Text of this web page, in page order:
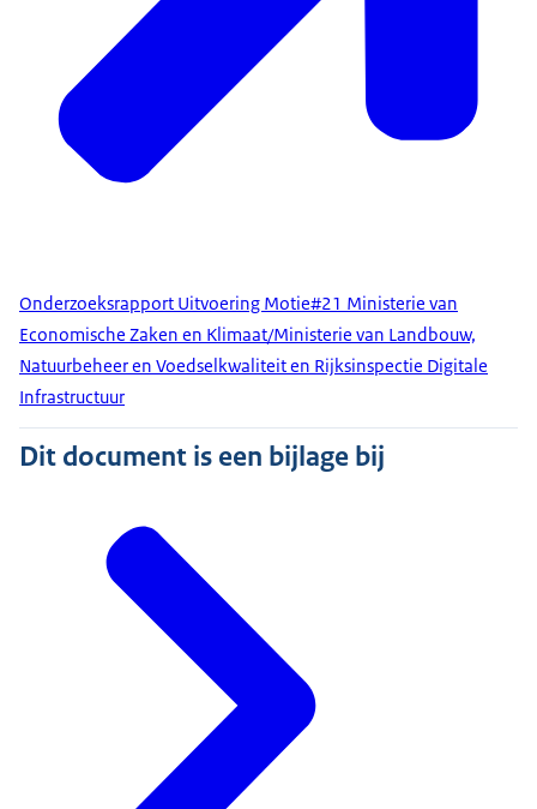
Onderzoeksrapport Uitvoering Motie#21 Ministerie van
Economische Zaken en Klimaat/Ministerie van Landbouw,
Natuurbeheer en Voedselkwaliteit en Rijksinspectie Digitale
Infrastructuur
Dit document is een bijlage bij